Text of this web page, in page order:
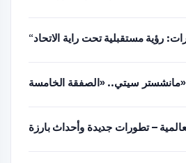
مانشستر سيتي.. «الصفقة الخامسة»
– تطورات جديدة وأحداث بارزة